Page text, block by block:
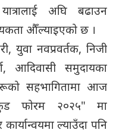
अघि बढाउन
औँल्याइएको छ ।
युवा नवप्रवर्तक, निजी
आदिवासी समुदायका
सहभागितामा आज
फोरम २०२५" मा
ल्याउँदा पनि